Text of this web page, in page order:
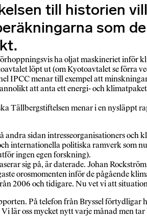
till historien
som
ha oljat maskineriet inför
löpt ut (om Kyotoavtalet se förra
menar till exempel att
att anta ett energi- och
Tällbergstiftelsen menar i en nysläppt
sidan intresseorganisationers
internationella politiska ramverk som
ingen egen forskning).
sig på, är daterade. Johan
orosmomenten inför de pågående
2006 och tidigare. Nu vet vi att
På telefon från Bryssel förtydligar
oss mycket nytt varje månad men tar